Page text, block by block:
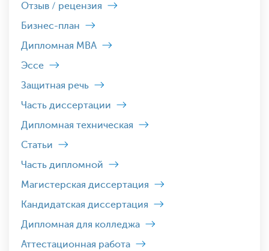
Отзыв / рецензия
Бизнес-план
Дипломная MBA
Эссе
Защитная речь
Часть диссертации
Дипломная техническая
Статьи
Часть дипломной
Магистерская диссертация
Кандидатская диссертация
Дипломная для колледжа
Аттестационная работа